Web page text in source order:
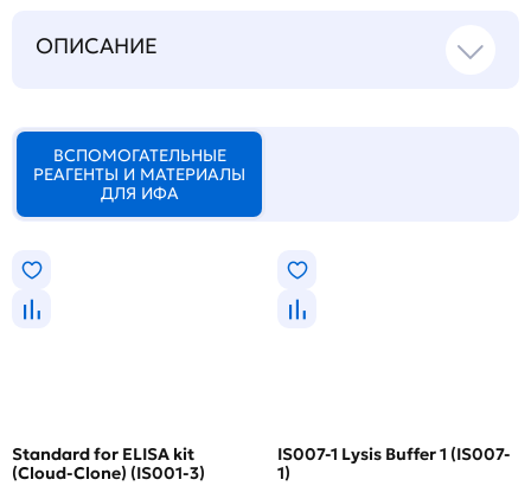
ОПИСАНИЕ
ВСПОМОГАТЕЛЬНЫЕ
РЕАГЕНТЫ И МАТЕРИАЛЫ
ДЛЯ ИФА
Standard for ELISA kit
(Cloud-Clone) (IS001-3)
IS007-1 Lysis Buffer 1 (IS007-
1)